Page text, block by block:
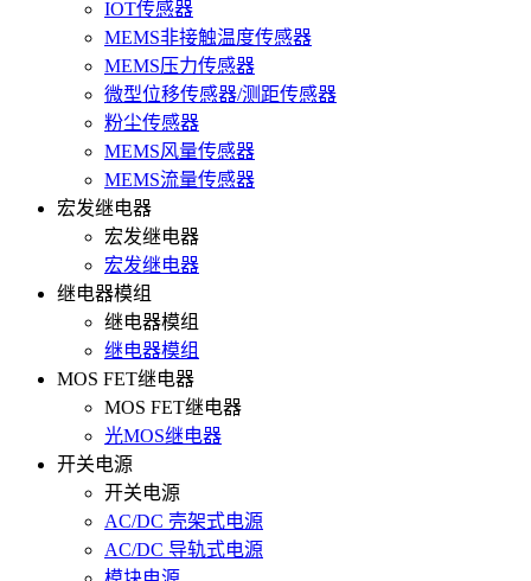
IOT传感器
MEMS非接触温度传感器
MEMS压力传感器
微型位移传感器/测距传感器
粉尘传感器
MEMS风量传感器
MEMS流量传感器
宏发继电器
宏发继电器
宏发继电器
继电器模组
继电器模组
继电器模组
MOS FET继电器
MOS FET继电器
光MOS继电器
开关电源
开关电源
AC/DC 壳架式电源
AC/DC 导轨式电源